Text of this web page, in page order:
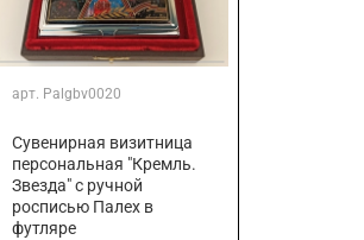
арт. Palgbv0020
Сувенирная визитница
персональная "Кремль.
Звезда" с ручной
росписью Палех в
футляре